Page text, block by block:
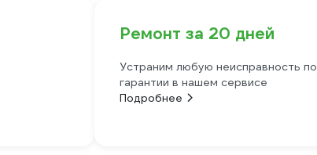
Ремонт за 20 дней
Устраним любую неисправность по
гарантии в нашем сервисе
Подробнее